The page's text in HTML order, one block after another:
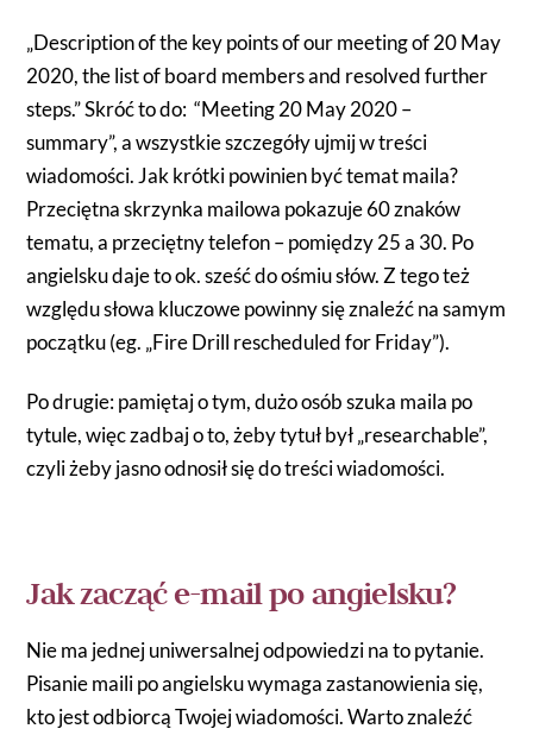
„Description of the key points of our meeting of 20 May
2020, the list of board members and resolved further
steps.” Skróć to do: “Meeting 20 May 2020 –
summary”, a wszystkie szczegóły ujmij w treści
wiadomości. Jak krótki powinien być temat maila?
Przeciętna skrzynka mailowa pokazuje 60 znaków
tematu, a przeciętny telefon – pomiędzy 25 a 30. Po
angielsku daje to ok. sześć do ośmiu słów. Z tego też
względu słowa kluczowe powinny się znaleźć na samym
początku (eg. „Fire Drill rescheduled for Friday”).
Po drugie: pamiętaj o tym, dużo osób szuka maila po
tytule, więc zadbaj o to, żeby tytuł był „researchable”,
czyli żeby jasno odnosił się do treści wiadomości.
Jak zacząć e-mail po angielsku?
Nie ma jednej uniwersalnej odpowiedzi na to pytanie.
Pisanie maili po angielsku wymaga zastanowienia się,
kto jest odbiorcą Twojej wiadomości. Warto znaleźć